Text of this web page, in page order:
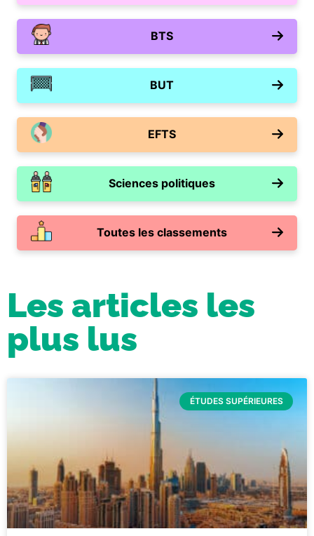
BTS
BUT
EFTS
Sciences politiques
Toutes les classements
Les articles les
plus lus
ÉTUDES SUPÉRIEURES